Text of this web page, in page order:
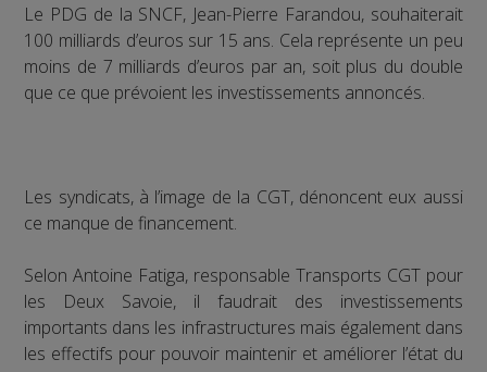
Le PDG de la SNCF, Jean-Pierre Farandou, souhaiterait
100 milliards d’euros sur 15 ans. Cela représente un peu
moins de 7 milliards d’euros par an, soit plus du double
que ce que prévoient les investissements annoncés.
Les syndicats, à l’image de la CGT, dénoncent eux aussi
ce manque de financement.
Selon Antoine Fatiga, responsable Transports CGT pour
les Deux Savoie, il faudrait des investissements
importants dans les infrastructures mais également dans
les effectifs pour pouvoir maintenir et améliorer l’état du